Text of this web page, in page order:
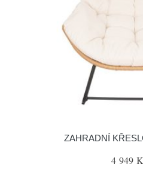
ZAHRADNÍ
4 949